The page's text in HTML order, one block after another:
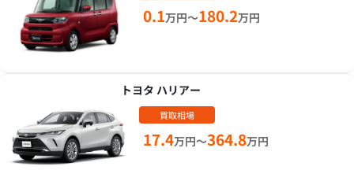
0.1万円～180.2万円
トヨタ ハリアー
買取相場
17.4万円～364.8万円